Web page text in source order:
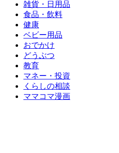
雑貨・日用品
食品・飲料
健康
ベビー用品
おでかけ
どうぶつ
教育
マネー・投資
くらしの相談
ママコマ漫画